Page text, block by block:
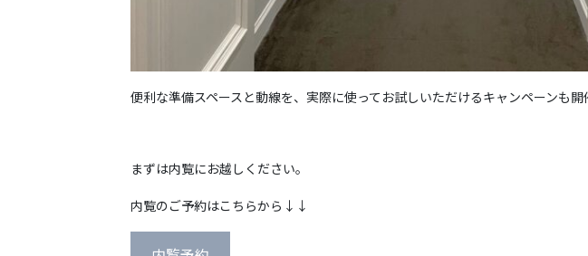
便利な準備スペースと動線を、実際に使ってお試しいただけるキャンペーンも開
まずは内覧にお越しください。
内覧のご予約はこちらから↓↓